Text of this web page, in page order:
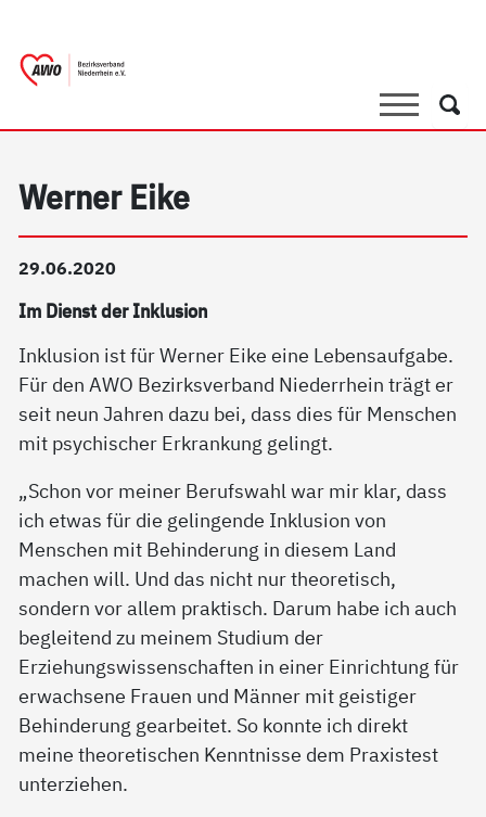
SucheSuche
Werner Eike
29.06.2020
Im Dienst der Inklusion
Inklusion ist für Werner Eike eine Lebensaufgabe.
Für den AWO Bezirksverband Niederrhein trägt er
seit neun Jahren dazu bei, dass dies für Menschen
mit psychischer Erkrankung gelingt.
„Schon vor meiner Berufswahl war mir klar, dass
ich etwas für die gelingende Inklusion von
Menschen mit Behinderung in diesem Land
machen will. Und das nicht nur theoretisch,
sondern vor allem praktisch. Darum habe ich auch
begleitend zu meinem Studium der
Erziehungswissenschaften in einer Einrichtung für
erwachsene Frauen und Männer mit geistiger
Behinderung gearbeitet. So konnte ich direkt
meine theoretischen Kenntnisse dem Praxistest
unterziehen.